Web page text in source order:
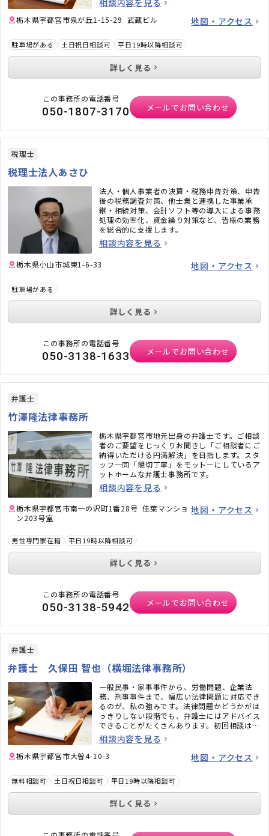
相談内容を見る
栃木県宇都宮市泉が丘1-15-29 武蔵ビル 地図・アクセス
駐車場がある 土日祝日相談可 平日19時以降相談可
詳しく見る
この事務所の電話番号
050-1807-3170 メールでお問い合わせ
税理士
税理士法人あさひ
法人・個人事業者の決算・税務申告対策、申告
後の税務調査対策、他士業と連携した事業承
継・相続対策、会計ソフト等の導入による事務
処理の効率化、資金繰り対策など、皆様の業務
を総合的に支援します。
相談内容を見る
栃木県小山市城東1-6-33 地図・アクセス
駐車場がある
詳しく見る
この事務所の電話番号
050-3138-1633 メールでお問い合わせ
弁護士
竹澤隆法律事務所
栃木県宇都宮市地元出身の弁護士です。ご相談
者のご要望をじっくりお聞きし「ご相談者にご
納得いただける円満解決」を目指します。スタ
ッフ一同「懇切丁寧」をモットーにしているア
ットホームな弁護士事務所です。
相談内容を見る
栃木県宇都宮市南一の沢町1番28号 佳葉マンショ
ン203号室
地図・アクセス
男性専門家在籍 平日19時以降相談可
詳しく見る
この事務所の電話番号
050-3138-5942 メールでお問い合わせ
弁護士
弁護士 久保田 智也（横堀法律事務所）
一般民事・家事事件から、労働問題、企業法
務、刑事事件まで、幅広い法律問題に対応でき
るのが、私の強みです。法律問題かどうかがは
っきりしない段階でも、弁護士にはアドバイス
できることがたくさんあります。初回相談は無
料ですので、どうぞ、お気軽にご相談くださ
い。
相談内容を見る
栃木県宇都宮市大曽4-10-3 地図・アクセス
無料相談可 土日祝日相談可 平日19時以降相談可
詳しく見る